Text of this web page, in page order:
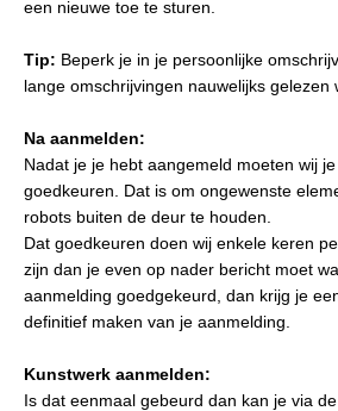
een nieuwe toe te sturen.
Tip: Beperk je in je persoonlijke
lange omschrijvingen nauwelijks gelezen
Na aanmelden:
Nadat je je hebt aangemeld moeten wij
goedkeuren. Dat is om ongewenste
robots buiten de deur te houden.
Dat goedkeuren doen wij enkele keren
zijn dan je even op nader bericht moet
aanmelding goedgekeurd, dan krijg je
definitief maken van je aanmelding.
Kunstwerk aanmelden:
Is dat eenmaal gebeurd dan kan je via